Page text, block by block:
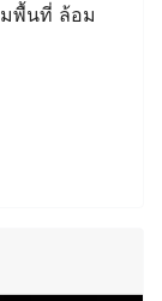
พื้นที่ ล้อม